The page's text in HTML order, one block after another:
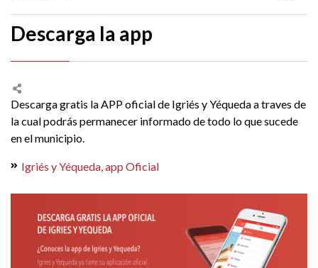
Descarga la app
Descarga gratis la APP oficial de Igriés y Yéqueda a traves de
la cual podrás permanecer informado de todo lo que sucede
en el municipio.
Igriés y Yéqueda, app Oficial